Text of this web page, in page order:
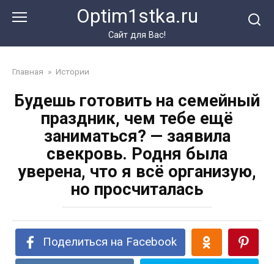
Optim1stka.ru
Сайт для Вас!
Главная » Истории
Будешь готовить на семейный
праздник, чем тебе ещё
заниматься? — заявила
свекровь. Родня была
уверена, что я всё организую,
но просчиталась
Поделиться на Facebook